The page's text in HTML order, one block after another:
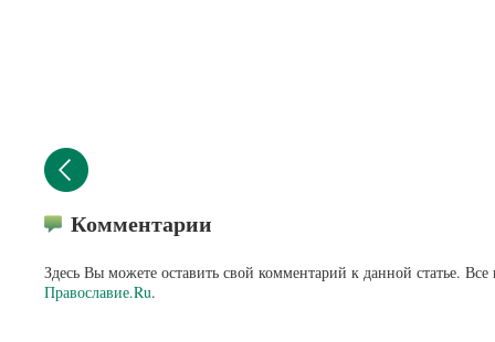
Комментарии
Здесь Вы можете оставить свой комментарий к данной статье.
Православие.Ru.